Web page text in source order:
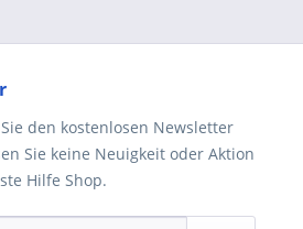
den kostenlosen Newsletter
Sie keine Neuigkeit oder Aktion
Hilfe Shop.